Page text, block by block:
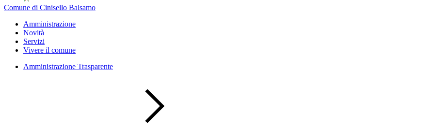
Comune di Cinisello Balsamo
Amministrazione
Novità
Servizi
Vivere il comune
Amministrazione Trasparente